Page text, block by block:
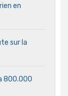
en
sur la
800.000